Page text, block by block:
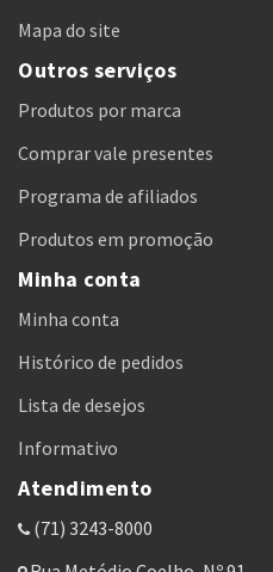
Mapa do site
Outros serviços
Produtos por marca
Comprar vale presentes
Programa de afiliados
Produtos em promoção
Minha conta
Minha conta
Histórico de pedidos
Lista de desejos
Informativo
Atendimento
(71) 3243-8000